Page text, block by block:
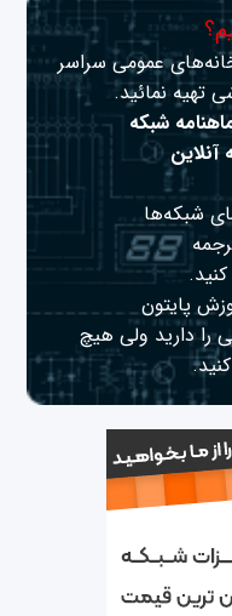
عمومی سراسر
تهیه نمائید.
شبکه
پایتون
را دارید ولی هیچ